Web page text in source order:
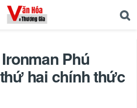
Phú
hai chính thức